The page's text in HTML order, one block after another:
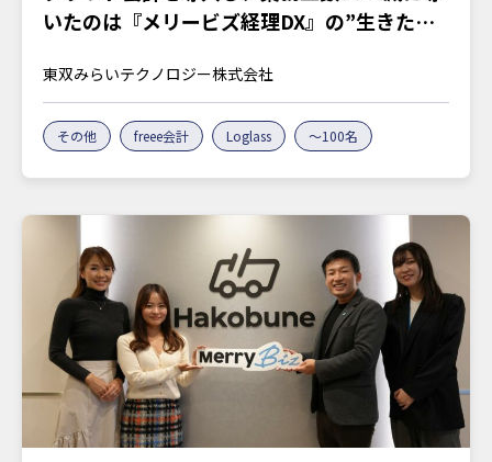
いたのは『メリービズ経理DX』の”生きたノ
東双みらいテクノロジー株式会社
その他 freee会計 Loglass ～100名